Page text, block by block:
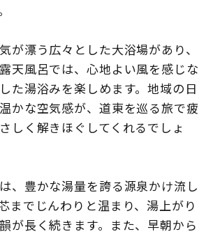
いて 観光資料
ー フォトライブラリー
が漂う広々とした大浴場があり、
天風呂では、心地よい風を感じな
た湯浴みを楽しめます。地域の日
かな空気感が、道東を巡る旅で疲
しく解きほぐしてくれるでしょ
、豊かな湯量を誇る源泉かけ流し
までじんわりと温まり、湯上がり
が長く続きます。また、早朝から